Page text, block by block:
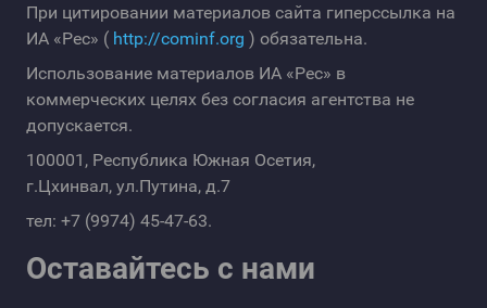
При цитировании материалов сайта гиперссылка на
ИА «Рес» ( http://cominf.org ) обязательна.
Использование материалов ИА «Рес» в
коммерческих целях без согласия агентства не
допускается.
100001, Республика Южная Осетия,
г.Цхинвал, ул.Путина, д.7
тел: +7 (9974) 45-47-63.
Оставайтесь с нами